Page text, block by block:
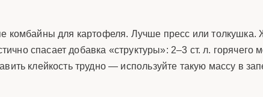
комбайны для картофеля. Лучше пресс или толкушка.
спасает добавка «структуры»: 2–3 ст. л. горячего
клейкость трудно — используйте такую массу в